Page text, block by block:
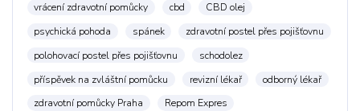
vrácení zdravotní pomůcky
cbd
CBD olej
psychická pohoda
spánek
zdravotní postel přes pojišťovnu
polohovací postel přes pojišťovnu
schodolez
příspěvek na zvláštní pomůcku
revizní lékař
odborný lékař
zdravotní pomůcky Praha
Repom Expres